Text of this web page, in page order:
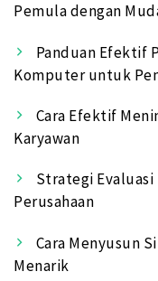
Pemula dengan
Panduan Efektif
Komputer untuk
Cara Efektif
Karyawan
Strategi
Perusahaan
Cara Menyusun
Menarik